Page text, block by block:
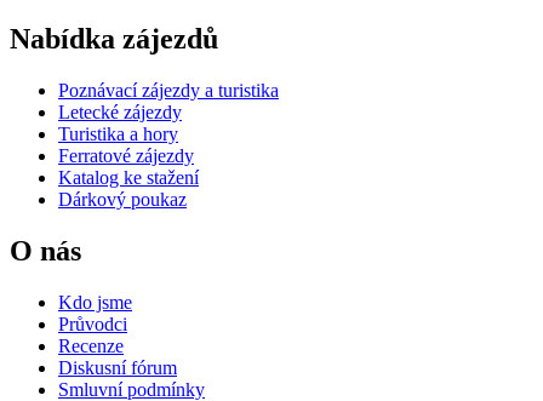
Nabídka zájezdů
Poznávací zájezdy a turistika
Letecké zájezdy
Turistika a hory
Ferratové zájezdy
Katalog ke stažení
Dárkový poukaz
O nás
Kdo jsme
Průvodci
Recenze
Diskusní fórum
Smluvní podmínky